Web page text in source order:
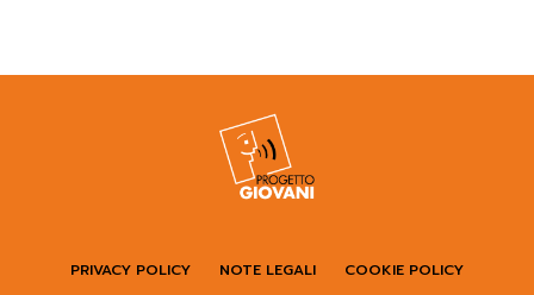
PRIVACY POLICY NOTE LEGALI COOKIE POLICY